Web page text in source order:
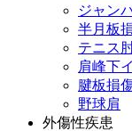
ジャン
半月板
テニス
肩峰下
腱板損
野球肩
外傷性疾患